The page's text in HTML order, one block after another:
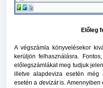
Előleg
A végszámla könyvelésekor
kerüljön felhasználásra.
előlegszámlákat meg tudjuk
illetve alapdeviza esetén még
esetén a devizátis. Amennyiben